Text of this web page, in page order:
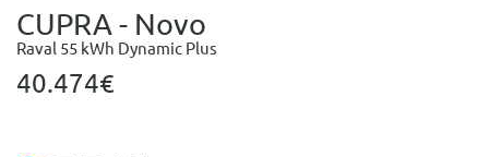
CUPRA - Novo
Raval 55 kWh Dynamic Plus
40.474€